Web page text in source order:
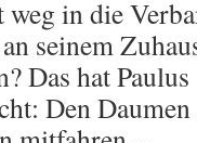
in die
seinem
Das hat
Den